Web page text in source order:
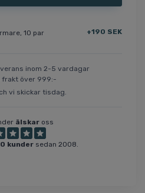
10 par +190 SEK
inom 2-5 vardagar
frakt över 999:-
vi skickar tisdag.
älskaross
kunder sedan 2008.